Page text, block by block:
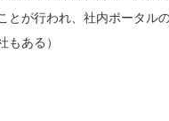
が行われ、社内ポータル
ある）